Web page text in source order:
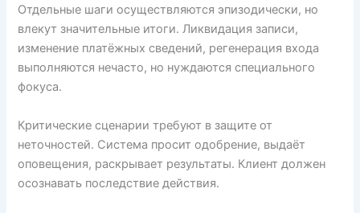
Отдельные шаги осуществляются эпизодически, но
влекут значительные итоги. Ликвидация записи,
изменение платёжных сведений, регенерация входа
выполняются нечасто, но нуждаются специального
фокуса.
Критические сценарии требуют в защите от
неточностей. Система просит одобрение, выдаёт
оповещения, раскрывает результаты. Клиент должен
осознавать последствие действия.